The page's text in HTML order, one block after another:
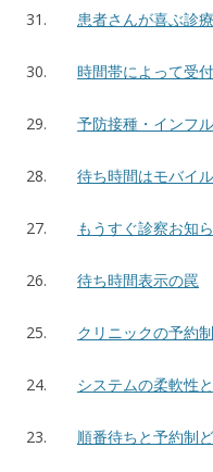
31. 患者さんが喜ぶ診
30. 時間帯によって受
29. 予防接種・インフ
28. 待ち時間はモバイ
27. もうすぐ診察お知
26. 待ち時間表示の罠
25. クリニックの予約
24. システムの柔軟性
23. 順番待ちと予約制